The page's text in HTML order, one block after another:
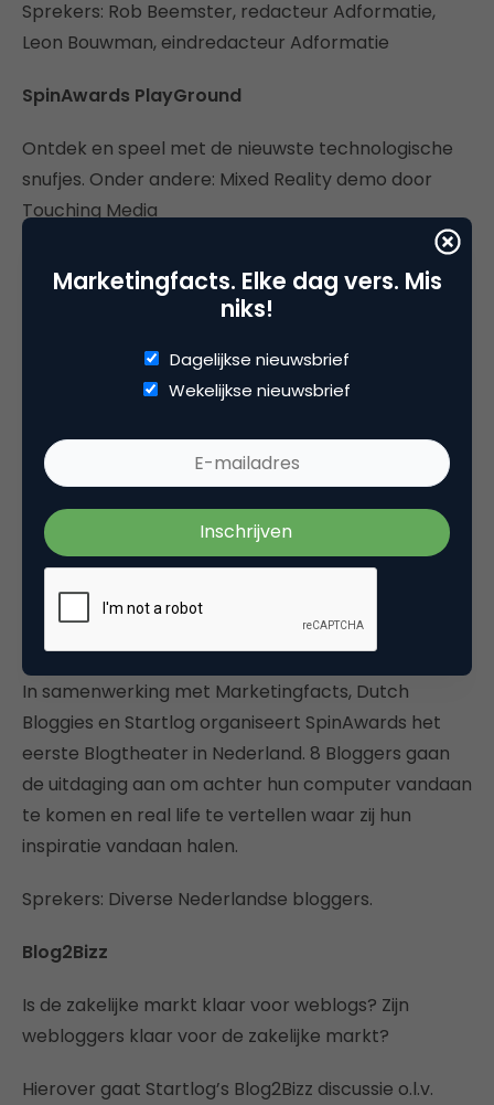
Sprekers: Rob Beemster, redacteur Adformatie,
Leon Bouwman, eindredacteur Adformatie
SpinAwards PlayGround
Ontdek en speel met de nieuwste technologische
snufjes. Onder andere: Mixed Reality demo door
Touching Media
Touching Media laat in deze workshop zien wat
‘mixed reality’ is en presenteert als concreet
voorbeeld de Vredestein case. Daarna wordt u
uitgedaagd om mee te brainstormen over een
campagne-toepassing van deze spectaculaire
technologie. Op de Playground kunt u bovendien
toepassingen.
Spreker: Touching Media
In samenwerking met Marketingfacts, Dutch
Bloggies en Startlog organiseert SpinAwards het
eerste Blogtheater in Nederland. 8 Bloggers gaan
de uitdaging aan om achter hun computer vandaan
te komen en real life te vertellen waar zij hun
inspiratie vandaan halen.
Sprekers: Diverse Nederlandse bloggers.
Blog2Bizz
Is de zakelijke markt klaar voor weblogs? Zijn
webloggers klaar voor de zakelijke markt?
Hierover gaat Startlog’s Blog2Bizz discussie o.l.v.
Marketingfacts. Elke dag vers. Mis
niks!
Dagelijkse nieuwsbrief
Wekelijkse nieuwsbrief